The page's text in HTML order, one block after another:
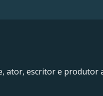
ator, escritor e produtor